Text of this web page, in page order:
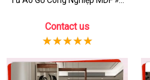
Contact us